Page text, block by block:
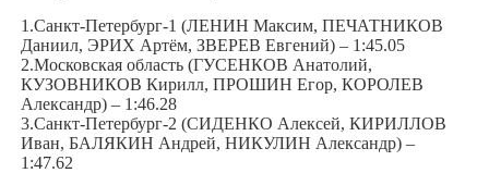
1.Санкт-Петербург-1 (ЛЕНИН Максим, ПЕЧАТНИКОВ
Даниил, ЭРИХ Артём, ЗВЕРЕВ Евгений) – 1:45.05
2.Московская область (ГУСЕНКОВ Анатолий,
КУЗОВНИКОВ Кирилл, ПРОШИН Егор, КОРОЛЕВ
Александр) – 1:46.28
3.Санкт-Петербург-2 (СИДЕНКО Алексей, КИРИЛЛОВ
Иван, БАЛЯКИН Андрей, НИКУЛИН Александр) –
1:47.62